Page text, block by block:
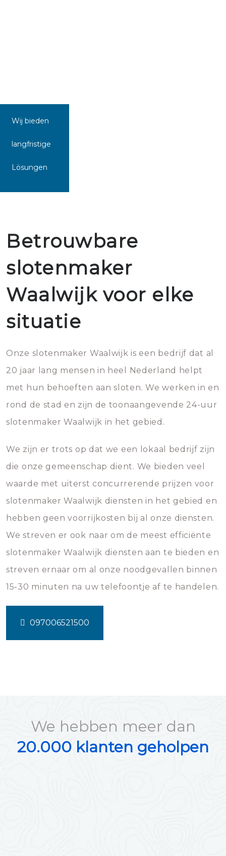
Wij bieden
langfristige
Lösungen
Betrouwbare
slotenmaker
Waalwijk voor elke
situatie
Onze slotenmaker Waalwijk is een bedrijf dat al
20 jaar lang mensen in heel Nederland helpt
met hun behoeften aan sloten. We werken in en
rond de stad en zijn de toonaangevende 24-uur
slotenmaker Waalwijk in het gebied.
We zijn er trots op dat we een lokaal bedrijf zijn
die onze gemeenschap dient. We bieden veel
waarde met uiterst concurrerende prijzen voor
slotenmaker Waalwijk diensten in het gebied en
hebben geen voorrijkosten bij al onze diensten.
We streven er ook naar om de meest efficiënte
slotenmaker Waalwijk diensten aan te bieden en
streven ernaar om al onze noodgevallen binnen
15-30 minuten na uw telefoontje af te handelen.
097006521500
We hebben meer dan
20.000 klanten geholpen